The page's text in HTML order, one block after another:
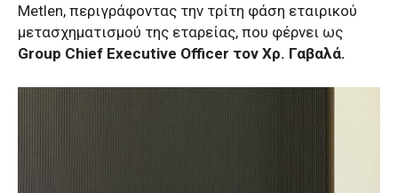
Metlen, περιγράφοντας την τρίτη φάση εταιρικού
μετασχηματισμού της εταρείας, που φέρνει ως
Group Chief Executive Officer τον Χρ. Γαβαλά.